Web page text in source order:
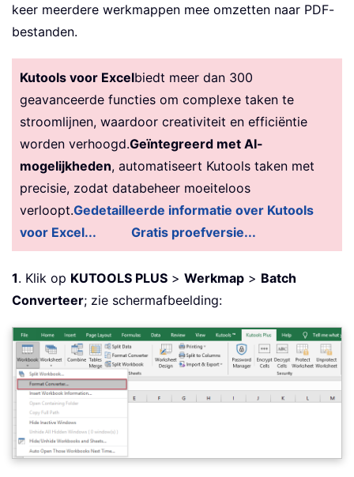
keer meerdere werkmappen mee omzetten naar PDF-
bestanden.
Kutools voor Excelbiedt meer dan 300
geavanceerde functies om complexe taken te
stroomlijnen, waardoor creativiteit en efficiëntie
worden verhoogd.Geïntegreerd met AI-
mogelijkheden, automatiseert Kutools taken met
precisie, zodat databeheer moeiteloos
verloopt.Gedetailleerde informatie over Kutools
voor Excel...
Gratis proefversie...
1. Klik op KUTOOLS PLUS > Werkmap > Batch
Converteer; zie schermafbeelding: